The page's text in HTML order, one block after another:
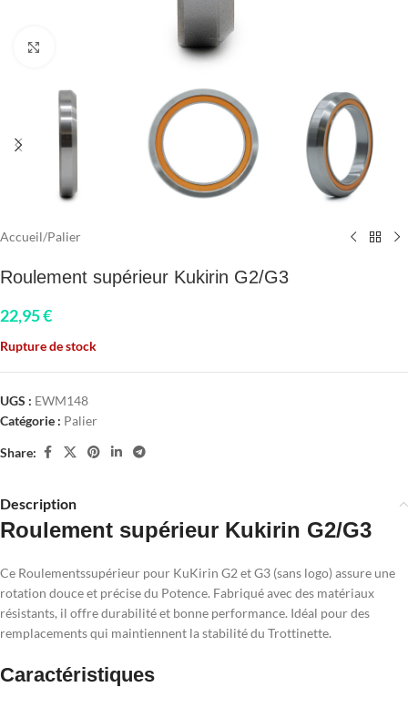
Accueil/Palier
Roulement supérieur Kukirin G2/G3
22,95€
Rupture de stock
UGS : EWM148
Catégorie : Palier
Share:
Description
Roulement supérieur Kukirin G2/G3
Ce Roulementssupérieur pour KuKirin G2 et G3 (sans logo) assure une
rotation douce et précise du Potence. Fabriqué avec des matériaux
résistants, il offre durabilité et bonne performance. Idéal pour des
remplacements qui maintiennent la stabilité du Trottinette.
Caractéristiques